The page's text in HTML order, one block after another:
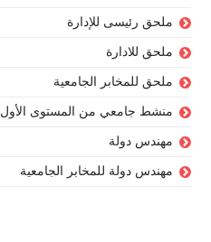
ملحق رئيسى للإدارة
ملحق للادارة
ملحق للمخابر الجامعية
منشط جامعي من المستوى الأول
مهندس دولة
مهندس دولة للمخابر الجامعية